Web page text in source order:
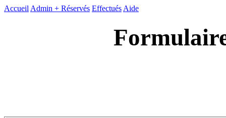
Accueil Admin + Réservés Effectués Aide